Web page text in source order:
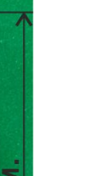
СКИДКИ.